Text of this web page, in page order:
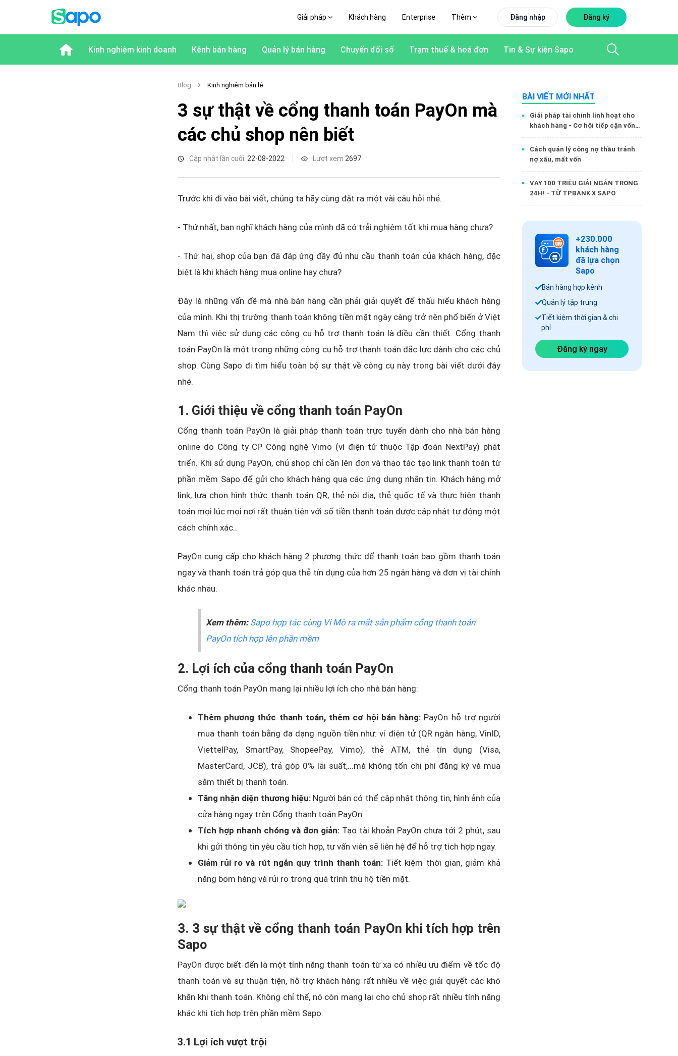
Giải pháp Khách hàng Enterprise Thêm Đăng nhập Đăng ký
Kinh nghiệm kinh doanh Kênh bán hàng Quản lý bán hàng Chuyển đổi số Trạm thuế & hoá đơn Tin & Sự kiện Sapo
BÀI VIẾT MỚI NHẤT
Giải pháp tài chính linh hoạt cho
khách hàng - Cơ hội tiếp cận vốn
dễ dàng hơn cùng Sapo Money
Cách quản lý công nợ thầu tránh
nợ xấu, mất vốn
VAY 100 TRIỆU GIẢI NGÂN TRONG
24H! - TỪ TPBANK X SAPO
+230.000
khách hàng
đã lựa chọn
Sapo
Bán hàng hợp kênh
Quản lý tập trung
Tiết kiệm thời gian & chi
phí
Đăng ký ngay
Blog Kinh nghiệm bán lẻ
3 sự thật về cổng thanh toán PayOn mà
các chủ shop nên biết
Cập nhật lần cuối: 22-08-2022 Lượt xem 2697
Trước khi đi vào bài viết, chúng ta hãy cùng đặt ra một vài câu hỏi nhé.
- Thứ nhất, bạn nghĩ khách hàng của mình đã có trải nghiệm tốt khi mua hàng chưa?
- Thứ hai, shop của bạn đã đáp ứng đầy đủ nhu cầu thanh toán của khách hàng, đặc
biệt là khi khách hàng mua online hay chưa?
Đây là những vấn đề mà nhà bán hàng cần phải giải quyết để thấu hiểu khách hàng
của mình. Khi thị trường thanh toán không tiền mặt ngày càng trở nên phổ biến ở Việt
Nam thì việc sử dụng các công cụ hỗ trợ thanh toán là điều cần thiết. Cổng thanh
toán PayOn là một trong những công cụ hỗ trợ thanh toán đắc lực dành cho các chủ
shop. Cùng Sapo đi tìm hiểu toàn bộ sự thật về công cụ này trong bài viết dưới đây
nhé.
1. Giới thiệu về cổng thanh toán PayOn
Cổng thanh toán PayOn là giải pháp thanh toán trực tuyến dành cho nhà bán hàng
online do Công ty CP Công nghệ Vimo (ví điện tử thuộc Tập đoàn NextPay) phát
triển. Khi sử dụng PayOn, chủ shop chỉ cần lên đơn và thao tác tạo link thanh toán từ
phần mềm Sapo để gửi cho khách hàng qua các ứng dụng nhắn tin. Khách hàng mở
link, lựa chọn hình thức thanh toán QR, thẻ nội địa, thẻ quốc tế và thực hiện thanh
toán mọi lúc mọi nơi rất thuận tiện với số tiền thanh toán được cập nhật tự động một
cách chính xác..
PayOn cung cấp cho khách hàng 2 phương thức để thanh toán bao gồm thanh toán
ngay và thanh toán trả góp qua thẻ tín dụng của hơn 25 ngân hàng và đơn vị tài chính
khác nhau.
Xem thêm: Sapo hợp tác cùng Vi Mô ra mắt sản phẩm cổng thanh toán
PayOn tích hợp lên phần mềm
2. Lợi ích của cổng thanh toán PayOn
Cổng thanh toán PayOn mang lại nhiều lợi ích cho nhà bán hàng:
Thêm phương thức thanh toán, thêm cơ hội bán hàng: PayOn hỗ trợ người
mua thanh toán bằng đa dạng nguồn tiền như: ví điện tử (QR ngân hàng, VinID,
ViettelPay, SmartPay, ShopeePay, Vimo), thẻ ATM, thẻ tín dụng (Visa,
MasterCard, JCB), trả góp 0% lãi suất,...mà không tốn chi phí đăng ký và mua
sắm thiết bị thanh toán.
Tăng nhận diện thương hiệu: Người bán có thể cập nhật thông tin, hình ảnh của
cửa hàng ngay trên Cổng thanh toán PayOn.
Tích hợp nhanh chóng và đơn giản: Tạo tài khoản PayOn chưa tới 2 phút, sau
khi gửi thông tin yêu cầu tích hợp, tư vấn viên sẽ liên hệ để hỗ trợ tích hợp ngay.
Giảm rủi ro và rút ngắn quy trình thanh toán: Tiết kiệm thời gian, giảm khả
năng bom hàng và rủi ro trong quá trình thu hộ tiền mặt.
3. 3 sự thật về cổng thanh toán PayOn khi tích hợp trên
Sapo
PayOn được biết đến là một tính năng thanh toán từ xa có nhiều ưu điểm về tốc độ
thanh toán và sự thuận tiện, hỗ trợ khách hàng rất nhiều về việc giải quyết các khó
khăn khi thanh toán. Không chỉ thế, nó còn mang lại cho chủ shop rất nhiều tính năng
khác khi tích hợp trên phần mềm Sapo.
3.1 Lợi ích vượt trội